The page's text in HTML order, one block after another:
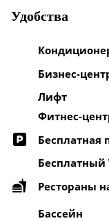
Удобства
Бизнес-
Лифт
Фитнес-
Бесплатная
Бесплатный
Рестораны
Бассейн